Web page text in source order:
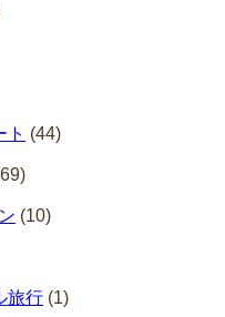
ト (44)
(10)
旅行 (1)